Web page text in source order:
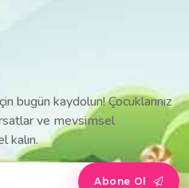
bugün kaydolun! Çocuklarınız
ve mevsimsel
kalın.
Abone Ol